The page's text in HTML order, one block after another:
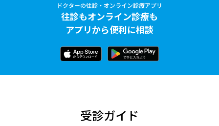
ドクターの往診・オンライン診療アプリ
往診もオンライン診療も
アプリから便利に相談
受診ガイド